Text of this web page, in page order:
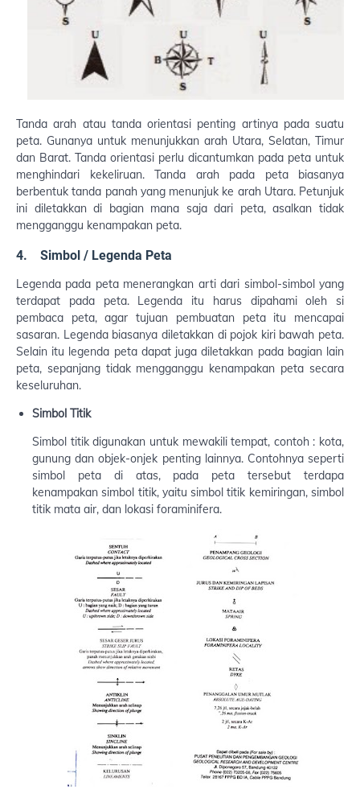
Tanda arah atau tanda orientasi penting artinya pada suatu
peta. Gunanya untuk menunjukkan arah Utara, Selatan, Timur
dan Barat. Tanda orientasi perlu dicantumkan pada peta untuk
menghindari kekeliruan. Tanda arah pada peta biasanya
berbentuk tanda panah yang menunjuk ke arah Utara. Petunjuk
ini diletakkan di bagian mana saja dari peta, asalkan tidak
mengganggu kenampakan peta.
4. Simbol / Legenda Peta
Legenda pada peta menerangkan arti dari simbol-simbol yang
terdapat pada peta. Legenda itu harus dipahami oleh si
pembaca peta, agar tujuan pembuatan peta itu mencapai
sasaran. Legenda biasanya diletakkan di pojok kiri bawah peta.
Selain itu legenda peta dapat juga diletakkan pada bagian lain
peta, sepanjang tidak mengganggu kenampakan peta secara
keseluruhan.
Simbol Titik
Simbol titik digunakan untuk mewakili tempat, contoh : kota,
gunung dan objek-onjek penting lainnya. Contohnya seperti
simbol peta di atas, pada peta tersebut terdapa
kenampakan simbol titik, yaitu simbol titik kemiringan, simbol
titik mata air, dan lokasi foraminifera.